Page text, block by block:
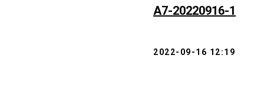
А7-20220916-1
2022-09-16 12:19